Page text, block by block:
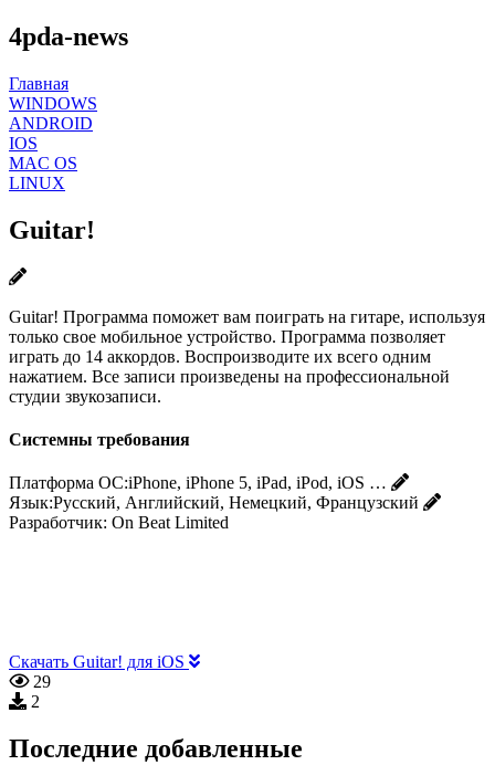
4pda-news
Главная
WINDOWS
ANDROID
IOS
MAC OS
LINUX
Guitar!
Guitar! Программа поможет вам поиграть на гитаре, используя
только свое мобильное устройство. Программа позволяет
играть до 14 аккордов. Воспроизводите их всего одним
нажатием. Все записи произведены на профессиональной
студии звукозаписи.
Системны требования
Платформа ОС:iPhone, iPhone 5, iPad, iPod, iOS …
Язык:Русский, Английский, Немецкий, Французский
Разработчик: On Beat Limited
Скачать Guitar! для iOS
29
2
Последние добавленные